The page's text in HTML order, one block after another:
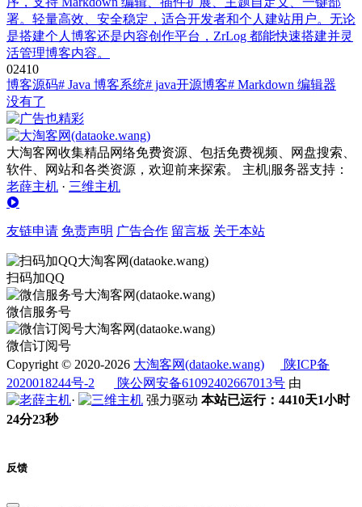
署。轻量高效、安全稳定，适合开发者和个人建站用户。无论
是搭建个人博客还是内容创作平台，ZrLog 都能快速搭建并灵
活管理博客内容。
02410
博客源码# Java 博客系统# java开源博客# Markdown 编辑器
没有了
大淘客网收集精品网络免费资源、包括免费视频、网盘搜索、
软件、网站和各类资源，欢迎前来探索。 主机|服务器支持：
老薛主机 · 三维主机
友链申请 免责声明 广告合作 留言板 关于本站
扫码加QQ
微信服务号
微信订阅号
Copyright © 2020-2026 大淘客网(dataoke.wang)
陕ICP备
2020018244号-2
陕公网安备61092402667013号 由
·
强力驱动 本站已运行：4410天1小时
24分23秒
反馈